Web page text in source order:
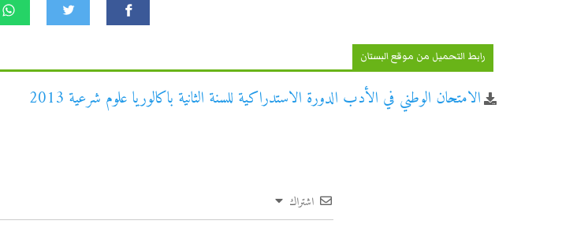
رابط التحميل من موقع البستان
الامتحان الوطني في الأدب الدورة الاستدراكية للسنة الثانية باكالوريا علوم شرعية 2013
اشتراك